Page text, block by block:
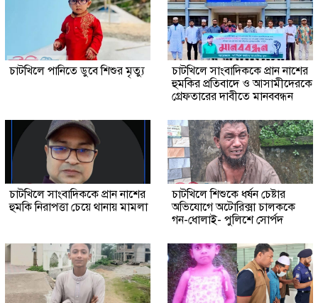
চাটখিলে পানিতে ডুবে শিশুর মৃত্যু
চাটখিলে সাংবাদিককে প্রান নাশের
হুমকির প্রতিবাদে ও আসামীদেরকে
গ্রেফতারের দাবীতে মানববন্ধন
চাটখিলে সাংবাদিককে প্রান নাশের
হুমকি নিরাপত্তা চেয়ে থানায় মামলা
চাটখিলে শিশুকে ধর্ষন চেষ্টার
অভিযোগে অটোরিক্সা চালককে
গন-ধোলাই- পুলিশে সোর্পদ